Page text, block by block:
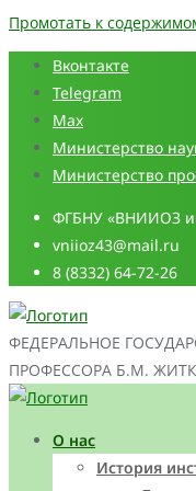
Промотать к
Вконтакте
Telegram
Max
Министерство
Министерство
ФГБНУ «ВНИИОЗ
vniioz43@mail.ru
8 (8332) 64-72-26
ФЕДЕРАЛЬНОЕ
ПРОФЕССОРА Б.М.
О нас
История